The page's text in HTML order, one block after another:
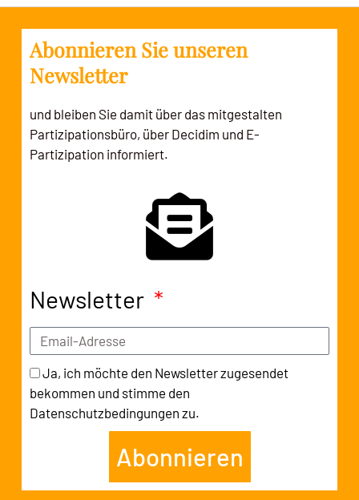
Abonnieren Sie unseren
Newsletter
und bleiben Sie damit über das mitgestalten
Partizipationsbüro, über Decidim und E-
Partizipation informiert.
Newsletter
Ja, ich möchte den Newsletter zugesendet
bekommen und stimme den
Datenschutzbedingungen zu.
Abonnieren
Alternative: